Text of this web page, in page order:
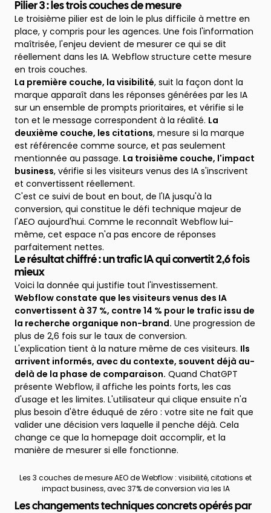
Pilier 3 : les trois couches de mesure
Le troisième pilier est de loin le plus difficile à mettre en
place, y compris pour les agences. Une fois l'information
maîtrisée, l'enjeu devient de mesurer ce qui se dit
réellement dans les IA. Webflow structure cette mesure
en trois couches.
La première couche, la visibilité, suit la façon dont la
marque apparaît dans les réponses générées par les IA
sur un ensemble de prompts prioritaires, et vérifie si le
ton et le message correspondent à la réalité. La
deuxième couche, les citations, mesure si la marque
est référencée comme source, et pas seulement
mentionnée au passage. La troisième couche, l'impact
business, vérifie si les visiteurs venus des IA s'inscrivent
et convertissent réellement.
C'est ce suivi de bout en bout, de l'IA jusqu'à la
conversion, qui constitue le défi technique majeur de
l'AEO aujourd'hui. Comme le reconnaît Webflow lui-
même, cet espace n'a pas encore de réponses
parfaitement nettes.
Le résultat chiffré : un trafic IA qui convertit 2,6 fois
mieux
Voici la donnée qui justifie tout l'investissement.
Webflow constate que les visiteurs venus des IA
convertissent à 37 %, contre 14 % pour le trafic issu de
la recherche organique non-brand. Une progression de
plus de 2,6 fois sur le taux de conversion.
L'explication tient à la nature même de ces visiteurs. Ils
arrivent informés, avec du contexte, souvent déjà au-
delà de la phase de comparaison. Quand ChatGPT
présente Webflow, il affiche les points forts, les cas
d'usage et les limites. L'utilisateur qui clique ensuite n'a
plus besoin d'être éduqué de zéro : votre site ne fait que
valider une décision vers laquelle il penche déjà. Cela
change ce que la homepage doit accomplir, et la
manière de mesurer si elle fonctionne.
Les 3 couches de mesure AEO de Webflow : visibilité, citations et
impact business, avec 37% de conversion via les IA
Les changements techniques concrets opérés par